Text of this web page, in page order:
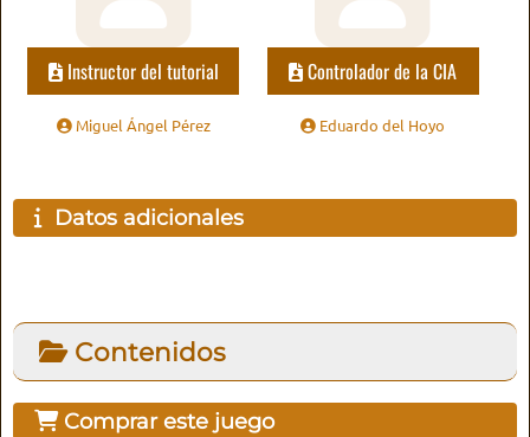
Instructor del tutorial
Miguel Ángel Pérez
Controlador de la CIA
Eduardo del Hoyo
Datos adicionales
Contenidos
Comprar este juego